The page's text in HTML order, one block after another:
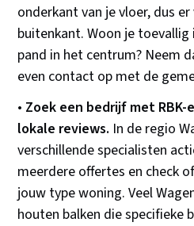
onderkant van je vloer, dus
buitenkant. Woon je
pand in het centrum? Neem
even contact op met de
• Zoek een bedrijf met
lokale reviews. In de regio
verschillende specialisten
meerdere offertes en check
jouw type woning. Veel
houten balken die specifieke